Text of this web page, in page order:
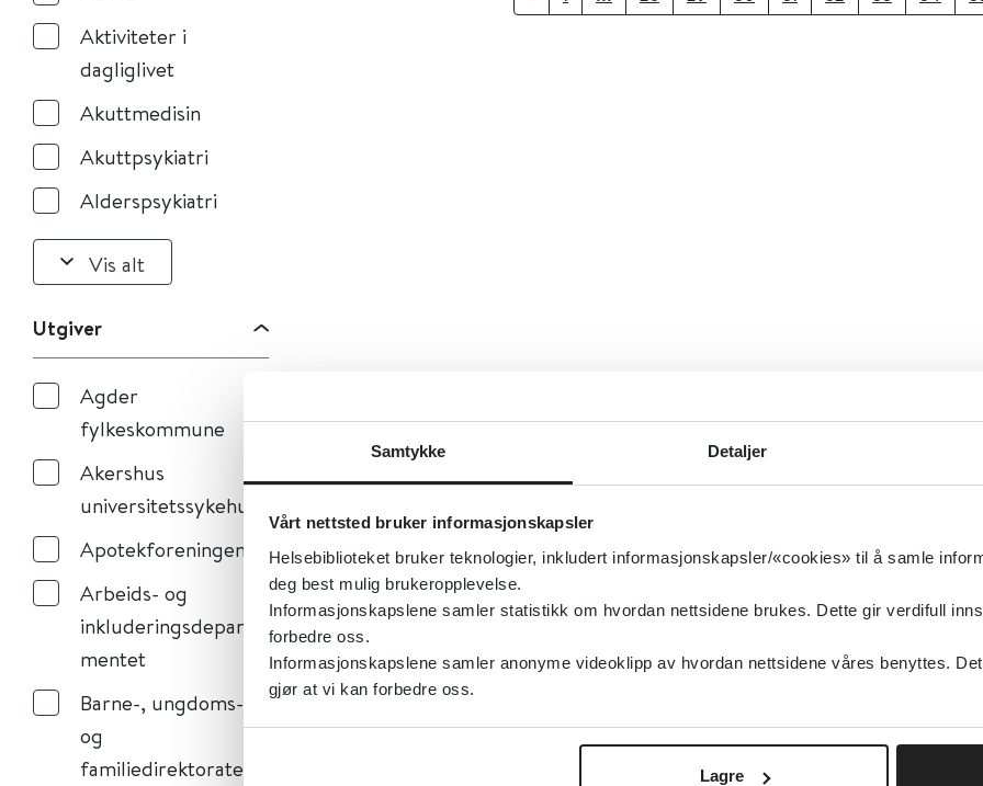
Samtykke Detaljer
Vårt nettsted bruker informasjonskapsler
Helsebiblioteket bruker teknologier, inkludert informasjonskapsler/«cookies» til å samle
deg best mulig brukeropplevelse.
Informasjonskapslene samler statistikk om hvordan nettsidene brukes. Dette gir verdifull
forbedre oss.
Informasjonskapslene samler anonyme videoklipp av hvordan nettsidene våres benyttes.
gjør at vi kan forbedre oss.
Lagre
Aktiviteter i
dagliglivet
Akuttmedisin
Akuttpsykiatri
Alderspsykiatri
Vis alt
Utgiver
Agder
fylkeskommune
Akershus
universitetssykehus
Apotekforeningen
Arbeids- og
inkluderingsdeparte
mentet
Barne-, ungdoms-
og
familiedirektoratet